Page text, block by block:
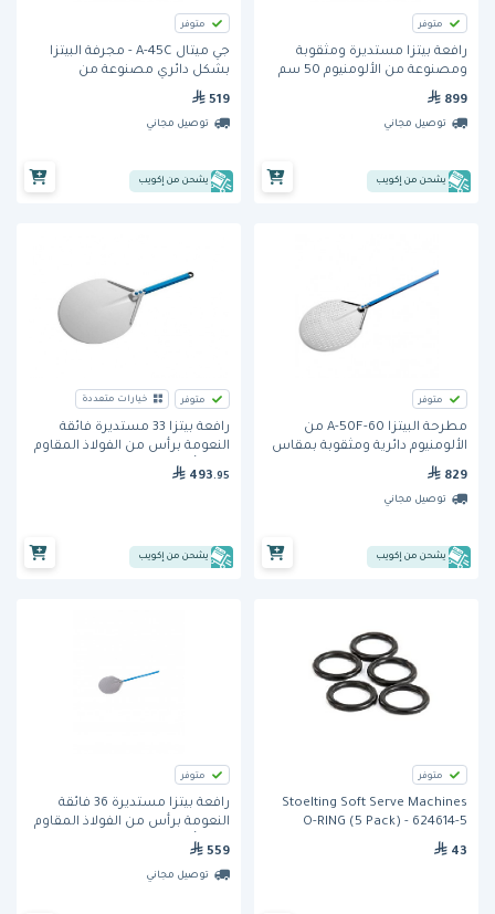
متوفر
رافعة بيتزا مستديرة ومثقوبة
ومصنوعة من الألومنيوم 50 سم
899
توصيل مجاني
يشحن من إكويب
متوفر
جي ميتال A-45C - مجرفة البيتزا
بشكل دائري مصنوعة من
الألومنيوم بمقبض قصير مقاس
519
توصيل مجاني
يشحن من إكويب
متوفر
مطرحة البيتزا A-50F-60 من
الألومنيوم دائرية ومثقوبة بمقاس
50 سم من جي آي ميتال. ذراع
بطول 60 سم
829
توصيل مجاني
يشحن من إكويب
متوفر خيارات متعددة
رافعة بيتزا 33 مستديرة فائقة
النعومة برأس من الفولاذ المقاوم
493 .95
يشحن من إكويب
متوفر
Stoelting Soft Serve Machines
O-RING (5 Pack) - 624614-5
43
متوفر
رافعة بيتزا مستديرة 36 فائقة
النعومة برأس من الفولاذ المقاوم
559
توصيل مجاني